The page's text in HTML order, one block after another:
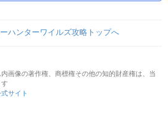
ハンターワイルズ攻略トップへ
画像の著作権、商標権その他の知的財産権は、当
サイト